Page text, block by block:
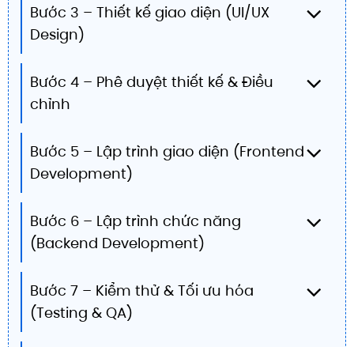
Bước 3 – Thiết kế giao diện (UI/UX
Design)
Bước 4 – Phê duyệt thiết kế & Điều
chỉnh
Bước 5 – Lập trình giao diện (Frontend
Development)
Bước 6 – Lập trình chức năng
(Backend Development)
Bước 7 – Kiểm thử & Tối ưu hóa
(Testing & QA)